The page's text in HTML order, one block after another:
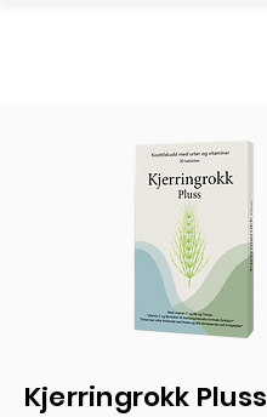
Kjerringrokk Pluss